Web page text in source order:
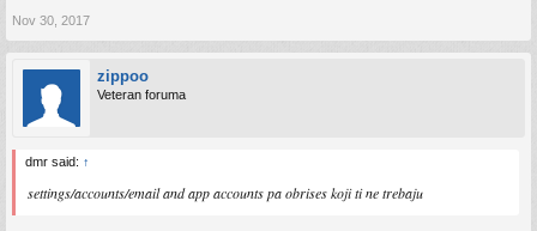
Nov 30, 2017
zippoo
Veteran foruma
dmr said: ↑
settings/accounts/email and app accounts pa obrises koji ti ne trebaju